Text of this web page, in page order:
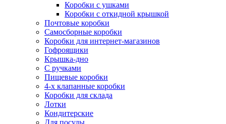
Коробки с ушками
Коробки с откидной крышкой
Почтовые коробки
Самосборные коробки
Коробки для интернет-магазинов
Гофроящики
Крышка-дно
С ручками
Пищевые коробки
4-х клапанные коробки
Коробки для склада
Лотки
Кондитерские
Для посуды